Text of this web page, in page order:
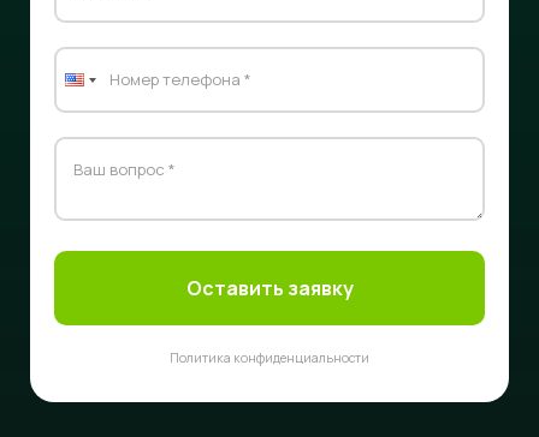
Оставить заявку
Политика конфиденциальности